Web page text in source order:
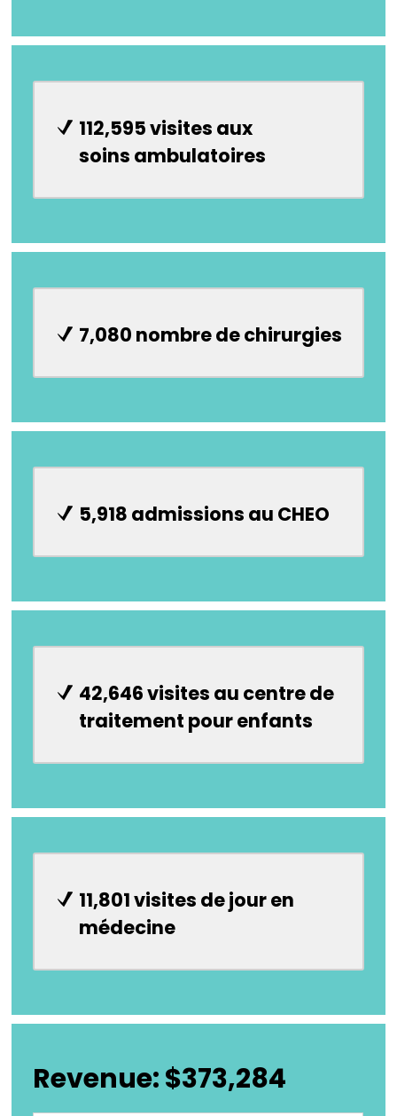
112,595 visites aux
soins ambulatoires
7,080 nombre de chirurgies
5,918 admissions au CHEO
42,646 visites au centre de
traitement pour enfants
11,801 visites de jour en
médecine
Revenue: $373,284